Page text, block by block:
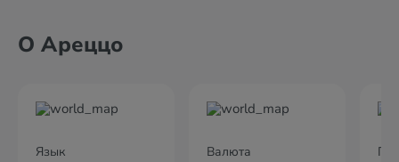
О Ареццо
Язык Валюта